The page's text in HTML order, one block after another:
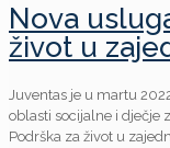
Nova
život u
Juventas je u martu
oblasti socijalne i dječje
Podrška za život u